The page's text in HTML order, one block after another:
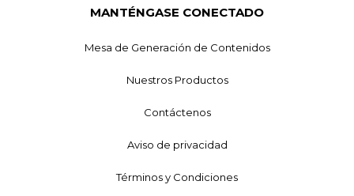
MANTÉNGASE CONECTADO
Mesa de Generación de Contenidos
Nuestros Productos
Contáctenos
Aviso de privacidad
Términos y Condiciones